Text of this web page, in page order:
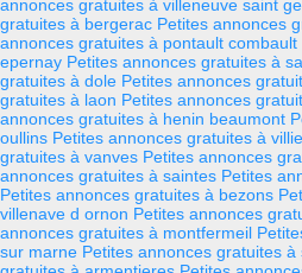
annonces gratuites à villeneuve saint
gratuites à bergerac Petites annonces
annonces gratuites à pontault combault
epernay Petites annonces gratuites à
gratuites à dole Petites annonces
gratuites à laon Petites annonces
annonces gratuites à henin beaumont
oullins Petites annonces gratuites à
gratuites à vanves Petites annonces
annonces gratuites à saintes Petites
Petites annonces gratuites à bezons
villenave d ornon Petites annonces
annonces gratuites à montfermeil
sur marne Petites annonces gratuites à